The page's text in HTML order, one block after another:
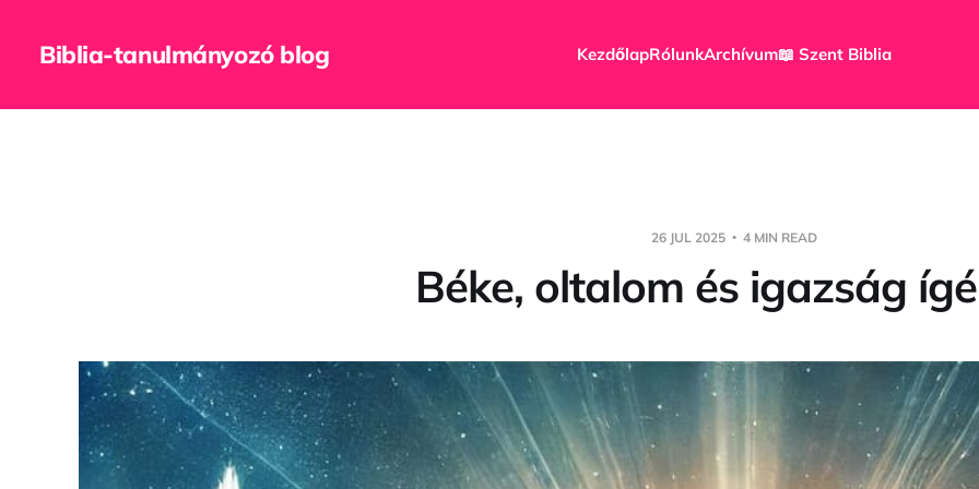
Biblia-tanulmányozó blog KezdőlapRólunkArchívum📖 Szent Biblia
26 JUL 2025 4 MIN READ
Béke, oltalom és igazság